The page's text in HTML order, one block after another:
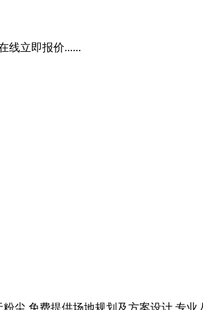
线立即报价......
尘,免费提供场地规划及方案设计,专业